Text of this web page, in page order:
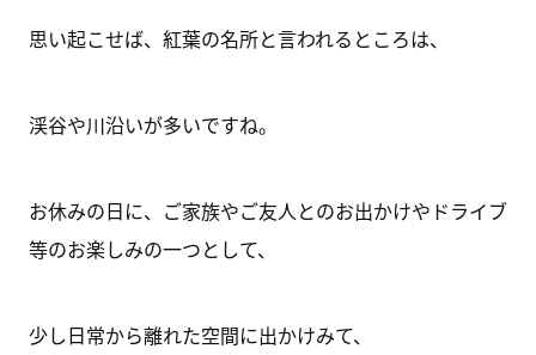
思い起こせば、紅葉の名所と言われるところは、
渓谷や川沿いが多いですね。
お休みの日に、ご家族やご友人とのお出かけやドライブ
等のお楽しみの一つとして、
少し日常から離れた空間に出かけみて、